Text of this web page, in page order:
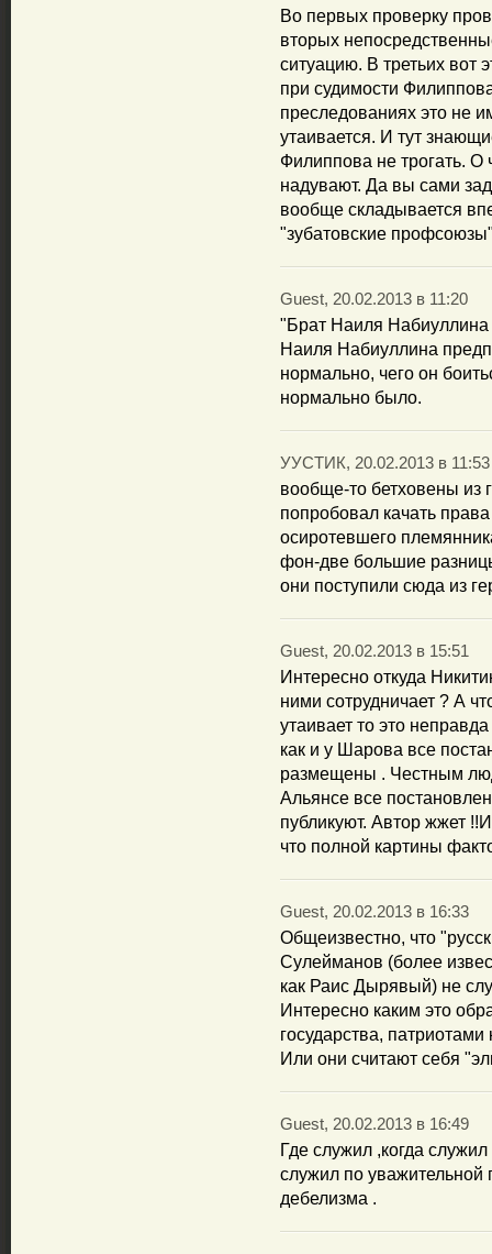
Во первых проверку
вторых
ситуацию. В третьих вот
при судимости
преследованиях это не
утаивается. И тут
Филиппова не трогать. О
надувают. Да вы сами
вообще складывается
"зубатовские
Guest, 20.02.2013 в 11:20
"Брат Наиля
Наиля Набиуллина
нормально, чего он
нормально было.
УУСТИК, 20.02.2013 в 11:53
вообще-то бетховены из
попробовал качать
осиротевшего
фон-две большие
они поступили сюда из
Guest, 20.02.2013 в 15:51
Интересно откуда
ними сотрудничает ? А
утаивает то это
как и у Шарова все
размещены . Честным
Альянсе все
публикуют. Автор жжет
что полной картины
Guest, 20.02.2013 в 16:33
Общеизвестно, что
Сулейманов (более
как Раис Дырявый) не
Интересно каким это
государства,
Или они считают себя
Guest, 20.02.2013 в 16:49
Где служил ,когда
служил по уважительной
дебелизма .